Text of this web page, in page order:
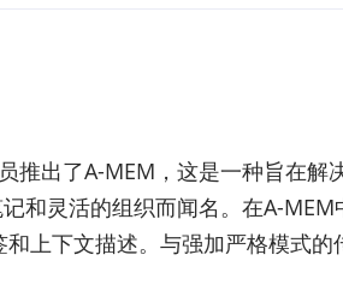
出了A-MEM，这是一种旨在
和灵活的组织而闻名。在A-
上下文描述。与强加严格模式